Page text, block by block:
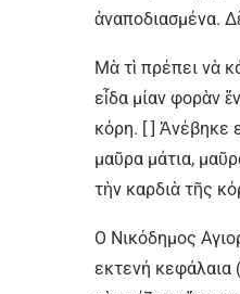
ἀναποδιασμένα.
Μὰ τὶ πρέπει νὰ
εἶδα μίαν φορὰν
κόρη. [ ] Ἀνέβηκε
μαῦρα μάτια,
τὴν καρδιὰ τῆς
Ο Νικόδημος
εκτενή κεφάλαια